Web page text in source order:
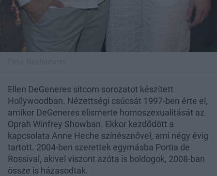
Ellen DeGeneres sitcom sorozatot készített
Hollywoodban. Nézettségi csúcsát 1997-ben érte el,
amikor DeGeneres elismerte homoszexualitását az
Oprah Winfrey Showban. Ekkor kezdődött a
kapcsolata Anne Heche színésznővel, ami négy évig
tartott. 2004-ben szerettek egymásba Portia de
Rossival, akivel viszont azóta is boldogok, 2008-ban
össze is házasodtak.